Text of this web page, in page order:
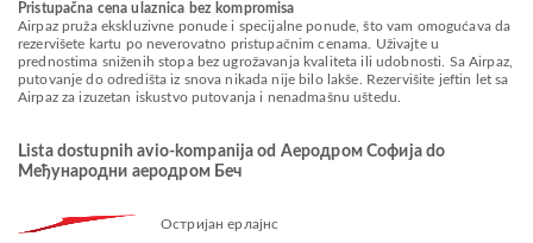
Pristupačna cena ulaznica bez kompromisa
Airpaz pruža ekskluzivne ponude i specijalne ponude, što vam omogućava da
rezervišete kartu po neverovatno pristupačnim cenama. Uživajte u
prednostima sniženih stopa bez ugrožavanja kvaliteta ili udobnosti. Sa Airpaz,
putovanje do odredišta iz snova nikada nije bilo lakše. Rezervišite jeftin let sa
Airpaz za izuzetan iskustvo putovanja i nenadmašnu uštedu.
Lista dostupnih avio-kompanija od Аеродром Софија do
Међународни аеродром Беч
Остријан ерлајнс